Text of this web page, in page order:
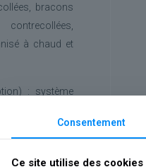
bracons
à chaud et
: système
avec tôles
habillages de
accessoires
de
Consentement
Ce site utilise des cookies